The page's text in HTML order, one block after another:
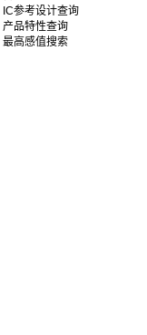
IC参考设计查询
产品特性查询
最高感值搜索